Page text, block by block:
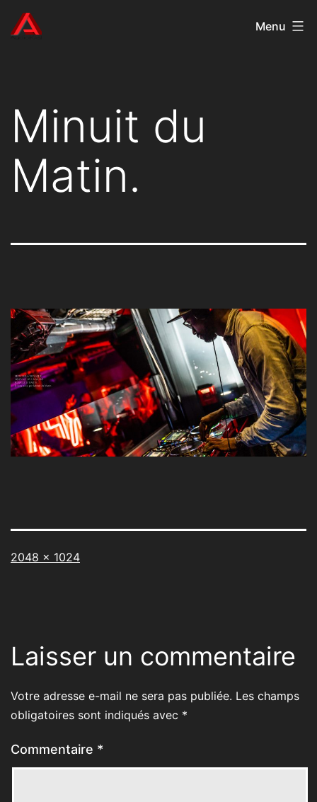
Aller
auAudioKast Menu
Minuit du
Matin.
Taille
2048 × 1024
Laisser un commentaire
Votre adresse e-mail ne sera pas publiée. Les champs
obligatoires sont indiqués avec *
Commentaire *